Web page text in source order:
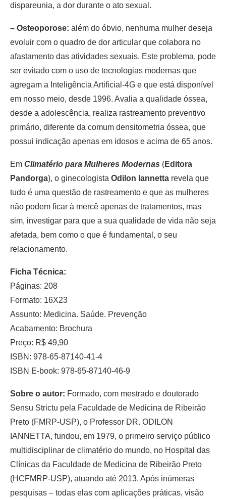
dispareunia, a dor durante o ato sexual.
– Osteoporose: além do óbvio, nenhuma mulher deseja
evoluir com o quadro de dor articular que colabora no
afastamento das atividades sexuais. Este problema, pode
ser evitado com o uso de tecnologias modernas que
agregam a Inteligência Artificial-4G e que está disponível
em nosso meio, desde 1996. Avalia a qualidade óssea,
desde a adolescência, realiza rastreamento preventivo
primário, diferente da comum densitometria óssea, que
possui indicação apenas em idosos e acima de 65 anos.
Em Climatério para Mulheres Modernas (Editora
Pandorga), o ginecologista Odilon Iannetta revela que
tudo é uma questão de rastreamento e que as mulheres
não podem ficar à mercê apenas de tratamentos, mas
sim, investigar para que a sua qualidade de vida não seja
afetada, bem como o que é fundamental, o seu
relacionamento.
Ficha Técnica:
Páginas: 208
Formato: 16X23
Assunto: Medicina. Saúde. Prevenção
Acabamento: Brochura
Preço: R$ 49,90
ISBN: 978-65-87140-41-4
ISBN E-book: 978-65-87140-46-9
Sobre o autor: Formado, com mestrado e doutorado
Sensu Strictu pela Faculdade de Medicina de Ribeirão
Preto (FMRP-USP), o Professor DR. ODILON
IANNETTA, fundou, em 1979, o primeiro serviço público
multidisciplinar de climatério do mundo, no Hospital das
Clínicas da Faculdade de Medicina de Ribeirão Preto
(HCFMRP-USP), atuando até 2013. Após inúmeras
pesquisas – todas elas com aplicações práticas, visão